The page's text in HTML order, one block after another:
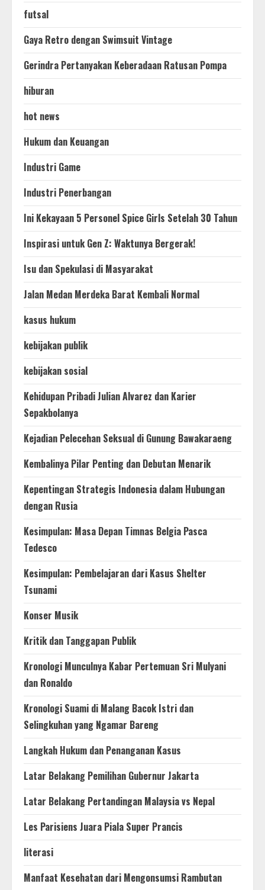
futsal
Gaya Retro dengan Swimsuit Vintage
Gerindra Pertanyakan Keberadaan Ratusan Pompa
hiburan
hot news
Hukum dan Keuangan
Industri Game
Industri Penerbangan
Ini Kekayaan 5 Personel Spice Girls Setelah 30 Tahun
Inspirasi untuk Gen Z: Waktunya Bergerak!
Isu dan Spekulasi di Masyarakat
Jalan Medan Merdeka Barat Kembali Normal
kasus hukum
kebijakan publik
kebijakan sosial
Kehidupan Pribadi Julian Alvarez dan Karier
Sepakbolanya
Kejadian Pelecehan Seksual di Gunung Bawakaraeng
Kembalinya Pilar Penting dan Debutan Menarik
Kepentingan Strategis Indonesia dalam Hubungan
dengan Rusia
Kesimpulan: Masa Depan Timnas Belgia Pasca
Tedesco
Kesimpulan: Pembelajaran dari Kasus Shelter
Tsunami
Konser Musik
Kritik dan Tanggapan Publik
Kronologi Munculnya Kabar Pertemuan Sri Mulyani
dan Ronaldo
Kronologi Suami di Malang Bacok Istri dan
Selingkuhan yang Ngamar Bareng
Langkah Hukum dan Penanganan Kasus
Latar Belakang Pemilihan Gubernur Jakarta
Latar Belakang Pertandingan Malaysia vs Nepal
Les Parisiens Juara Piala Super Prancis
literasi
Manfaat Kesehatan dari Mengonsumsi Rambutan